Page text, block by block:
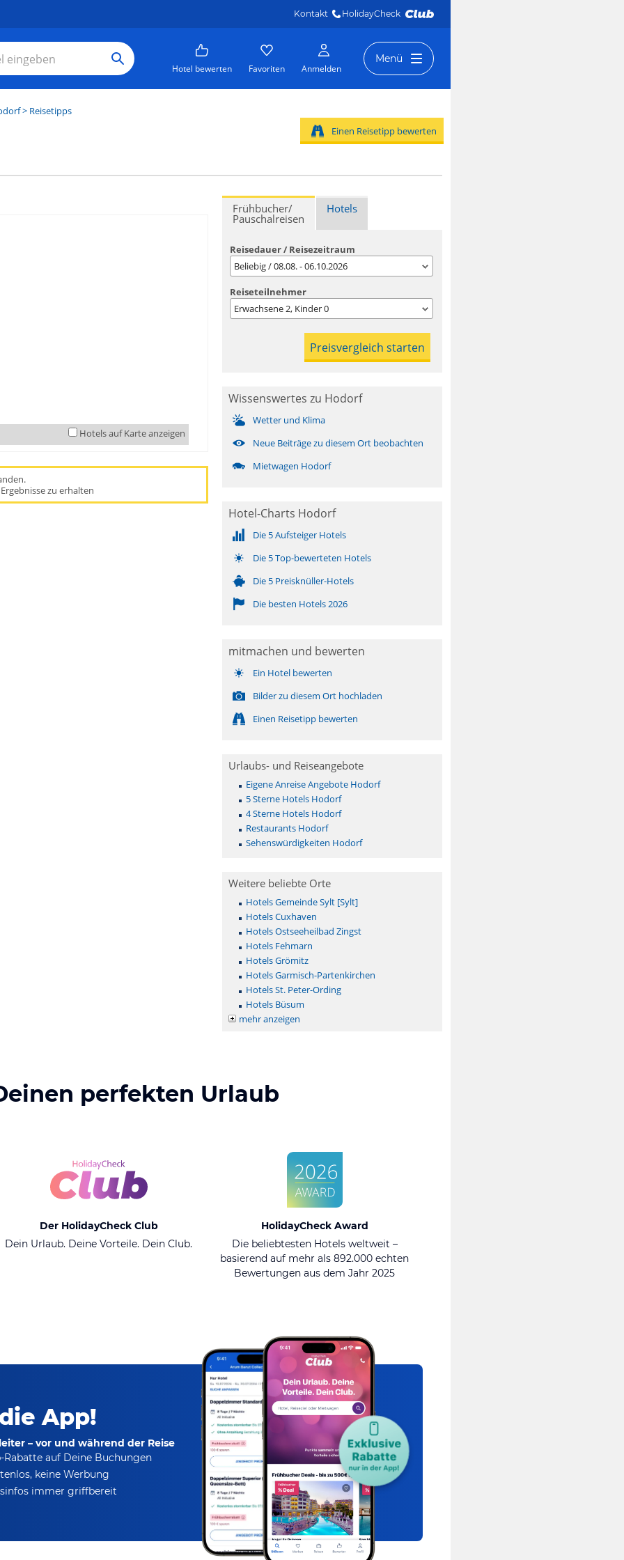
Kontakt HolidayCheck
Hotel bewerten Favoriten Anmelden
Menü
> Reisetipps
Einen Reisetipp bewerten
Hotels auf Karte anzeigen
zu erhalten
Frühbucher/
Pauschalreisen
Hotels
Reisedauer / Reisezeitraum
Beliebig / 08.08. - 06.10.2026
Reiseteilnehmer
Erwachsene2, Kinder0
Wissenswertes zu Hodorf
Wetter und Klima
Neue Beiträge zu diesem Ort beobachten
Mietwagen Hodorf
Hotel-Charts Hodorf
Die 5 Aufsteiger Hotels
Die 5 Top-bewerteten Hotels
Die 5 Preisknüller-Hotels
Die besten Hotels 2026
mitmachen und bewerten
Ein Hotel bewerten
Bilder zu diesem Ort hochladen
Einen Reisetipp bewerten
Urlaubs- und Reiseangebote
Eigene Anreise Angebote Hodorf
5 Sterne Hotels Hodorf
4 Sterne Hotels Hodorf
Restaurants Hodorf
Sehenswürdigkeiten Hodorf
Weitere beliebte Orte
Hotels Gemeinde Sylt [Sylt]
Hotels Cuxhaven
Hotels Ostseeheilbad Zingst
Hotels Fehmarn
Hotels Grömitz
Hotels Garmisch-Partenkirchen
Hotels St. Peter-Ording
Hotels Büsum
mehr anzeigen
perfekten Urlaub
Der HolidayCheck Club
Dein Urlaub. Deine Vorteile. Dein Club.
HolidayCheck Award
Die beliebtesten Hotels weltweit –
basierend auf mehr als 892.000 echten
Bewertungen aus dem Jahr 2025
App!
– vor und während der Reise
Rabatteauf Deine Buchungen
keine Werbung
immer griffbereit